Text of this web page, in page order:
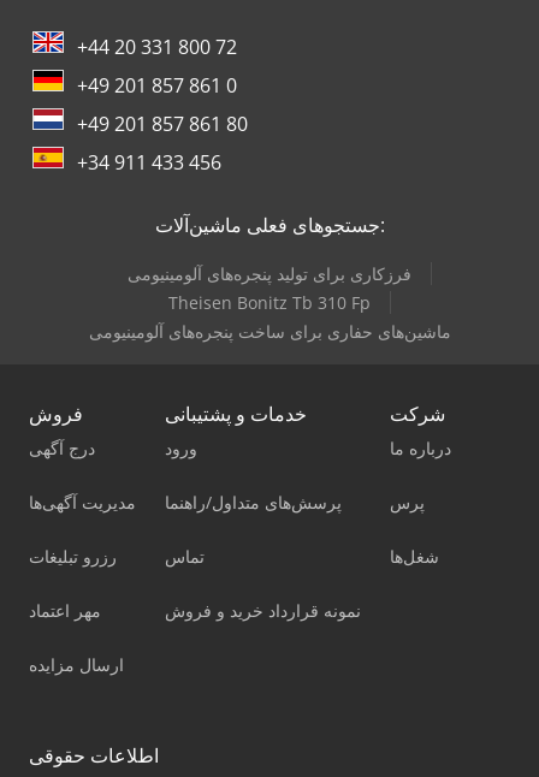
+44 20 331 800 72
+49 201 857 861 0
+49 201 857 861 80
+34 911 433 456
جستجوهای فعلی ماشین‌آلات:
فرزکاری برای تولید پنجره‌های آلومینیومی
Theisen Bonitz Tb 310 Fp
ماشین‌های حفاری برای ساخت پنجره‌های آلومینیومی
فروش
درج آگهی
مدیریت آگهی‌ها
رزرو تبلیغات
مهر اعتماد
ارسال مزایده
خدمات و پشتیبانی
ورود
پرسش‌های متداول/راهنما
تماس
نمونه قرارداد خرید و فروش
شرکت
درباره ما
پرس
شغل‌ها
اطلاعات حقوقی